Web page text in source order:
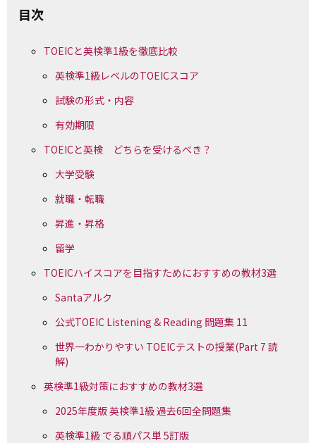
目次
TOEICと英検準1級を徹底比較
英検準1級レベルのTOEICスコア
試験の形式・内容
有効期限
TOEICと英検 どちらを受けるべき？
大学受験
就職・転職
昇進・昇格
留学
TOEICハイスコアを目指すためにおすすめの教材3選
Santaアルク
公式TOEIC Listening & Reading 問題集 11
世界一わかりやすい TOEICテストの授業(Part 7 読
解)
英検準1級対策におすすめの教材3選
2025年度版 英検準1級 過去6回全問題集
英検準1級 でる順パス単 5訂版